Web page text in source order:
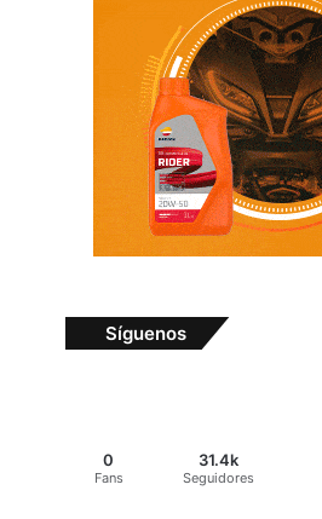
Síguenos
0
Fans
31.4k
Seguidores